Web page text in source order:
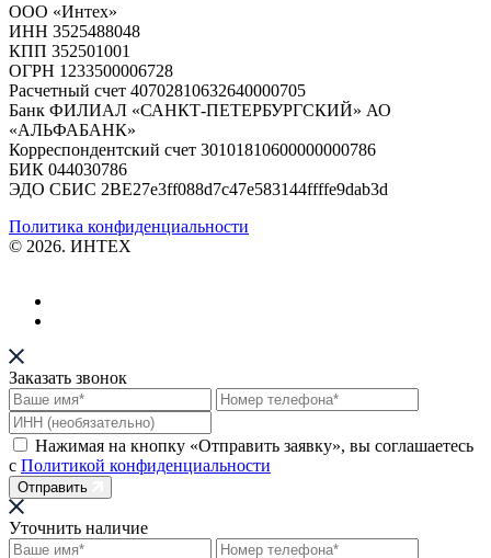
ООО «Интех»
ИНН 3525488048
КПП 352501001
ОГРН 1233500006728
Расчетный счет 40702810632640000705
Банк ФИЛИАЛ «САНКТ-ПЕТЕРБУРГСКИЙ» АО
«АЛЬФАБАНК»
Корреспондентский счет 30101810600000000786
БИК 044030786
ЭДО СБИС 2BE27e3ff088d7c47e583144ffffe9dab3d
Политика конфиденциальности
© 2026. ИНТЕХ
Заказать звонок
Нажимая на кнопку «Отправить заявку», вы соглашаетесь
с Политикой конфиденциальности
Отправить
Уточнить наличие